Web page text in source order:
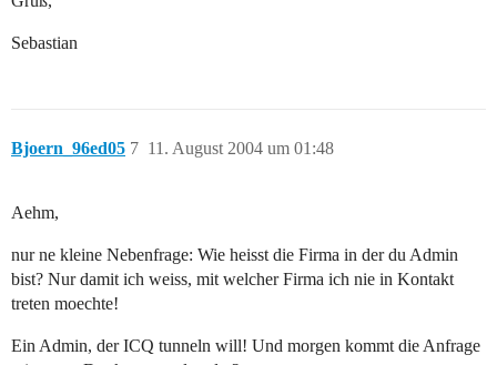
Sebastian
Bjoern_96ed05 11. August 2004 um 01:48
7
Aehm,
nur ne kleine Nebenfrage: Wie heisst die Firma in der du Admin
bist? Nur damit ich weiss, mit welcher Firma ich nie in Kontakt
treten moechte!
Ein Admin, der ICQ tunneln will! Und morgen kommt die Anfrage